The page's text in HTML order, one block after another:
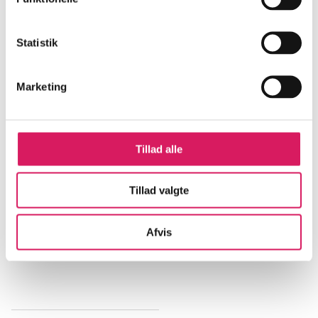
Statistik
Marketing
Tillad alle
Tillad valgte
Afvis
...
...
...